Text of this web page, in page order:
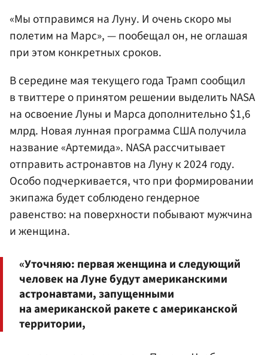
«Мы отправимся на Луну. И очень скоро мы
полетим на Марс», — пообещал он, не оглашая
при этом конкретных сроков.
В середине мая текущего года Трамп сообщил
в твиттере о принятом решении выделить NASA
на освоение Луны и Марса дополнительно $1,6
млрд. Новая лунная программа США получила
название «Артемида». NASA рассчитывает
отправить астронавтов на Луну к 2024 году.
Особо подчеркивается, что при формировании
экипажа будет соблюдено гендерное
равенство: на поверхности побывают мужчина
и женщина.
«Уточняю: первая женщина и следующий
человек на Луне будут американскими
астронавтами, запущенными
на американской ракете с американской
территории,